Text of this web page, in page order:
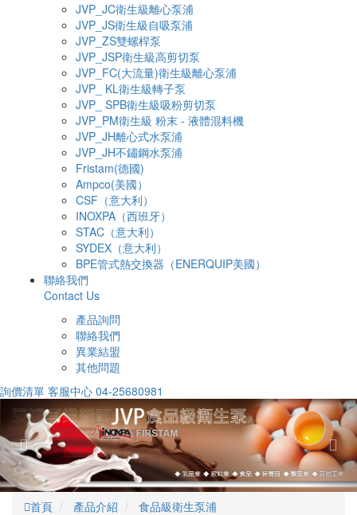
JVP_JC衛生級離心泵浦
JVP_JS衛生級自吸泵浦
JVP_ZS雙螺桿泵
JVP_JSP衛生級高剪切泵
JVP_FC(大流量)衛生級離心泵浦
JVP_ KL衛生級轉子泵
JVP_ SPB衛生級吸粉剪切泵
JVP_PM衛生級 粉末 - 液體混料機
JVP_JH離心式水泵浦
JVP_JH不鏽鋼水泵浦
Fristam(德國)
Ampco(美國）
CSF（意大利）
INOXPA（西班牙）
STAC（意大利）
SYDEX（意大利）
BPE管式熱交換器（ENERQUIP美國）
聯絡我們
Contact Us
產品詢問
聯絡我們
異業結盟
其他問題
詢價清單 客服中心 04-25680981
Previous
首頁 產品介紹 食品級衛生泵浦